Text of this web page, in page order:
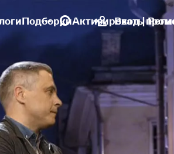
ПодборкиАктивировать
Вход |